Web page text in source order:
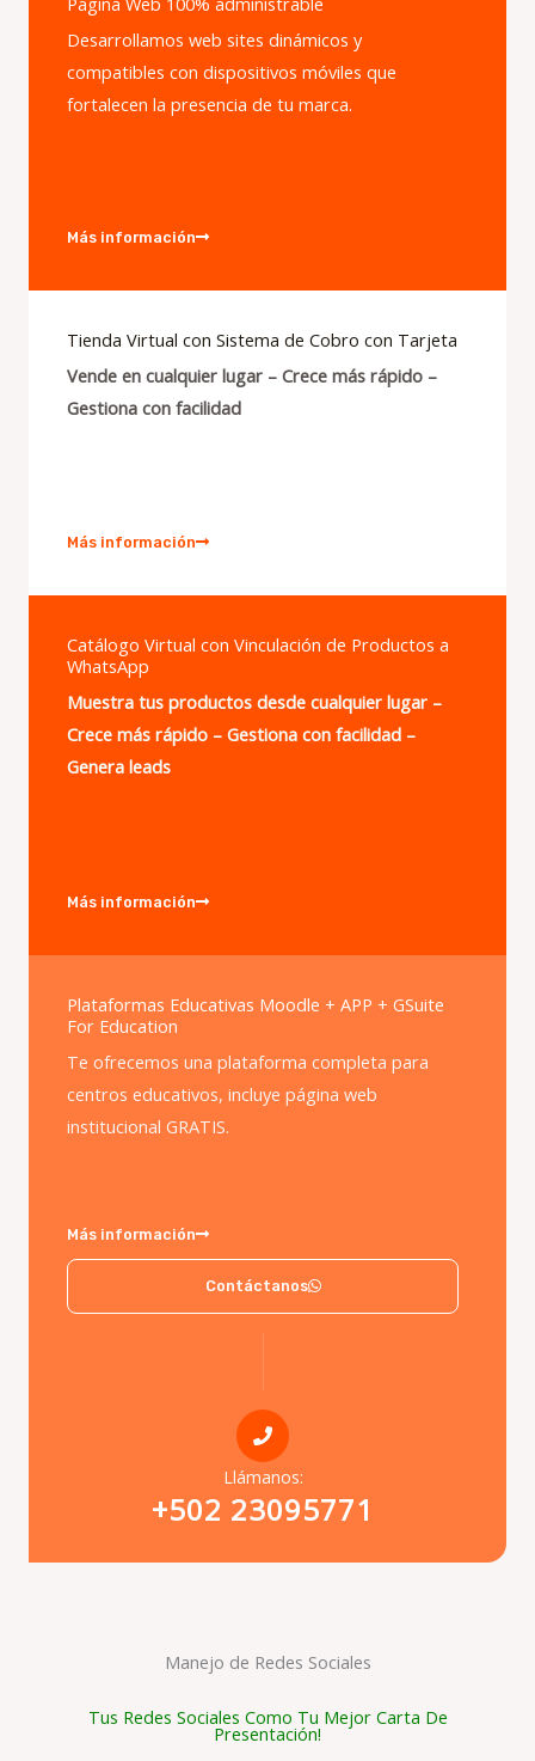
Desarrollamos web sites dinámicos y
compatibles con dispositivos móviles que
fortalecen la presencia de tu marca.
Más información
Tienda Virtual con Sistema de Cobro con Tarjeta
Vende en cualquier lugar – Crece más rápido –
Gestiona con facilidad
Más información
Catálogo Virtual con Vinculación de Productos a
WhatsApp
Muestra tus productos desde cualquier lugar –
Crece más rápido – Gestiona con facilidad –
Genera leads
Más información
Plataformas Educativas Moodle + APP + GSuite
For Education
Te ofrecemos una plataforma completa para
centros educativos, incluye página web
institucional GRATIS.
Más información
Contáctanos
Llámanos:
+502 23095771
Manejo de Redes Sociales
Tus Redes Sociales Como Tu Mejor Carta De
Presentación!